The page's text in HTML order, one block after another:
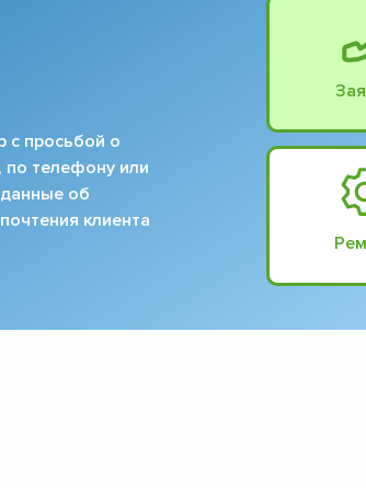
с просьбой о
по телефону или
об
клиента